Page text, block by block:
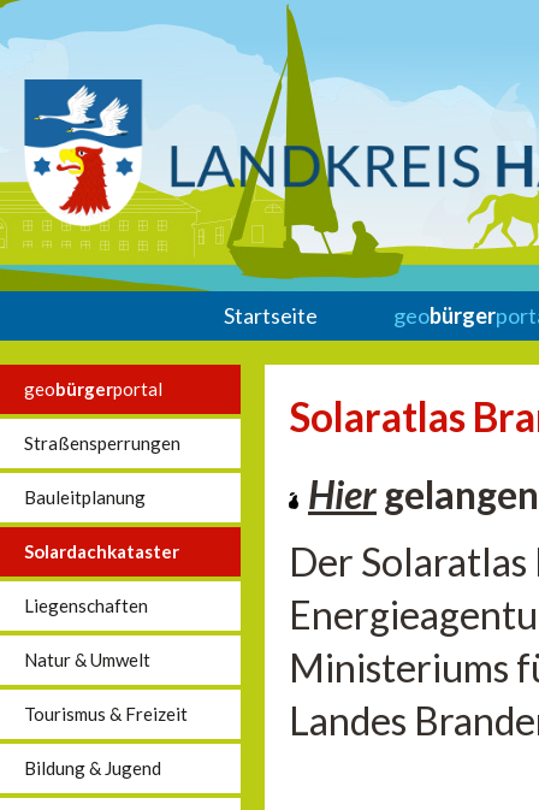
Startseite geobürger
geobürgerportal
Straßensperrungen
Bauleitplanung
Solardachkataster
Liegenschaften
Natur & Umwelt
Tourismus & Freizeit
Bildung & Jugend
Solaratlas
Hier
Der
Ministeriums
Landes